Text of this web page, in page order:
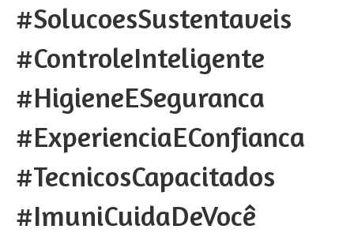
#SolucoesSustentaveis
#ControleInteligente
#HigieneESeguranca
#ExperienciaEConfianca
#TecnicosCapacitados
#ImuniCuidaDeVocê